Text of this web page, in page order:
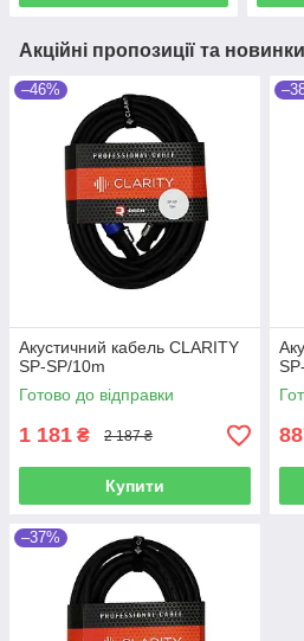
Акційні пропозиції та новинки
–46%
Акустичний кабель CLARITY
SP-SP/10m
Готово до відправки
1 181 ₴ 2 187 ₴
Купити
–37%